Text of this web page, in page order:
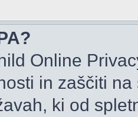
Online
in zaščiti
ki od